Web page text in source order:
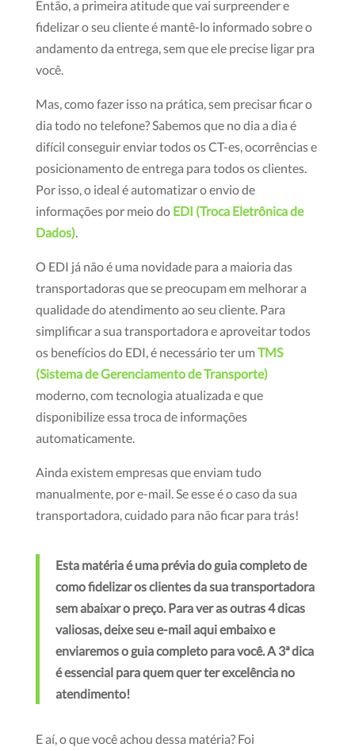
Então, a primeira atitude que vai surpreender e
fidelizar o seu cliente é mantê-lo informado sobre o
andamento da entrega, sem que ele precise ligar pra
você.
Mas, como fazer isso na prática, sem precisar ficar o
dia todo no telefone? Sabemos que no dia a dia é
difícil conseguir enviar todos os CT-es, ocorrências e
posicionamento de entrega para todos os clientes.
Por isso, o ideal é automatizar o envio de
informações por meio do EDI (Troca Eletrônica de
Dados).
O EDI já não é uma novidade para a maioria das
transportadoras que se preocupam em melhorar a
qualidade do atendimento ao seu cliente. Para
simplificar a sua transportadora e aproveitar todos
os benefícios do EDI, é necessário ter umTMS
(Sistema de Gerenciamento de Transporte)
moderno, com tecnologia atualizada e que
disponibilize essa troca de informações
automaticamente.
Ainda existem empresas que enviam tudo
manualmente, por e-mail. Se esse é o caso da sua
transportadora, cuidado para não ficar para trás!
Esta matéria é uma prévia do guia completo de
como fidelizar os clientes da sua transportadora
sem abaixar o preço. Para ver as outras 4 dicas
valiosas, deixe seu e-mail aqui embaixo e
enviaremos o guia completo para você. A 3ª dica
é essencial para quem quer ter excelência no
atendimento!
E aí, o que você achou dessa matéria? Foi